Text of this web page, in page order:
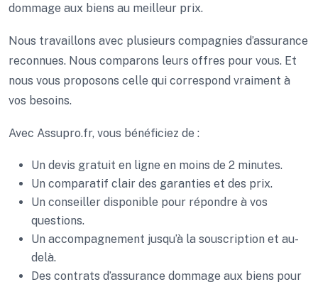
dommage aux biens au meilleur prix.
Nous travaillons avec plusieurs compagnies d’assurance
reconnues. Nous comparons leurs offres pour vous. Et
nous vous proposons celle qui correspond vraiment à
vos besoins.
Avec Assupro.fr, vous bénéficiez de :
Un devis gratuit en ligne en moins de 2 minutes.
Un comparatif clair des garanties et des prix.
Un conseiller disponible pour répondre à vos
questions.
Un accompagnement jusqu’à la souscription et au-
delà.
Des contrats d’assurance dommage aux biens pour